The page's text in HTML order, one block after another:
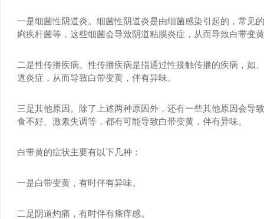
一是细菌性阴道炎。细菌性阴道炎是由细菌感染引起的，常见
痢疾杆菌等，这些细菌会导致阴道粘膜炎症，从而导致白带变
二是性传播疾病。性传播疾病是指通过性接触传播的疾病，如
道炎症，从而导致白带变黄，伴有异味。
三是其他原因。除了上述两种原因外，还有一些其他原因会导
食不好、激素失调等，都有可能导致白带变黄，伴有异味。
白带黄的症状主要有以下几种：
一是白带变黄，有时伴有异味。
二是阴道灼痛，有时伴有瘙痒感。